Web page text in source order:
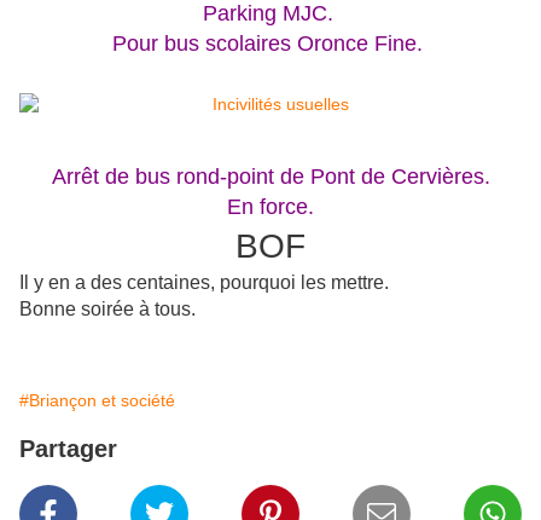
Parking MJC.
Pour bus scolaires Oronce Fine.
Arrêt de bus rond-point de Pont de Cervières.
En force.
BOF
Il y en a des centaines, pourquoi les mettre.
Bonne soirée à tous.
#Briançon et société
Partager